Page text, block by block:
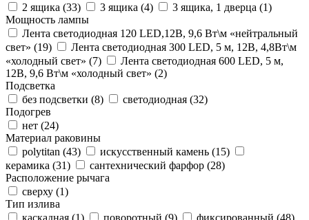
2 ящика (33) 3 ящика (4) 3 ящика, 1 дверца (1)
Мощность лампы
Лента светодиодная 120 LED,12В, 9,6 Вт\м «нейтральный
свет» (19)
Лента светодиодная 300 LED, 5 м, 12В, 4,8Вт\м
«холодный свет» (7)
Лента светодиодная 600 LED, 5 м,
12В, 9,6 Вт\м «холодный свет» (2)
Подсветка
без подсветки (8) светодиодная (32)
Подогрев
нет (24)
Материал раковины
polytitan (43) искусственный камень (15)
керамика (31) сантехнический фарфор (28)
Расположение рычага
сверху (1)
Тип излива
каскадная (1) поворотный (9) фиксированный (48)